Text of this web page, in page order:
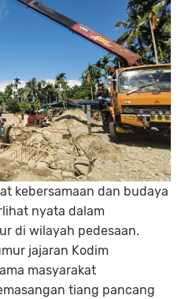
kebersamaan dan budaya
nyata dalam
di wilayah pedesaan.
jajaran Kodim
masyarakat
tiang pancang